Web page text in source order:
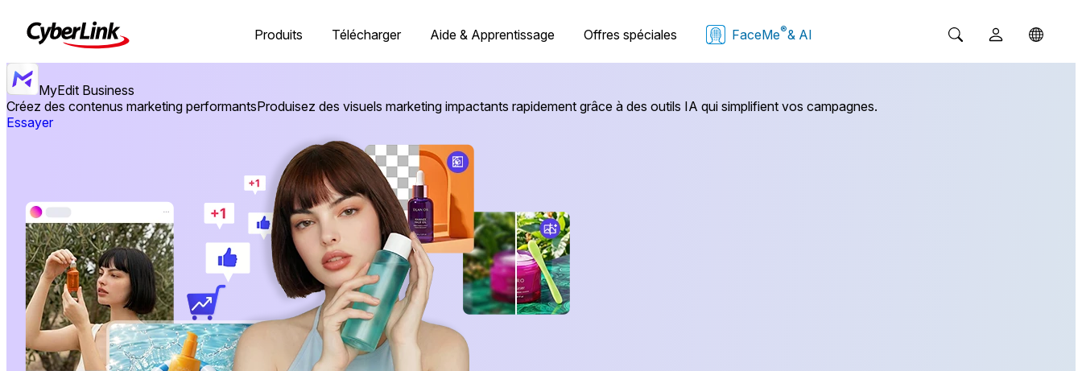
Produits Télécharger Aide & Apprentissage Offres spéciales FaceMe®& AI
MyEdit Business
Créez des contenus marketing performantsProduisez des visuels marketing impactants rapidement grâce à des outils IA qui simplifient vos campagnes.
Essayer